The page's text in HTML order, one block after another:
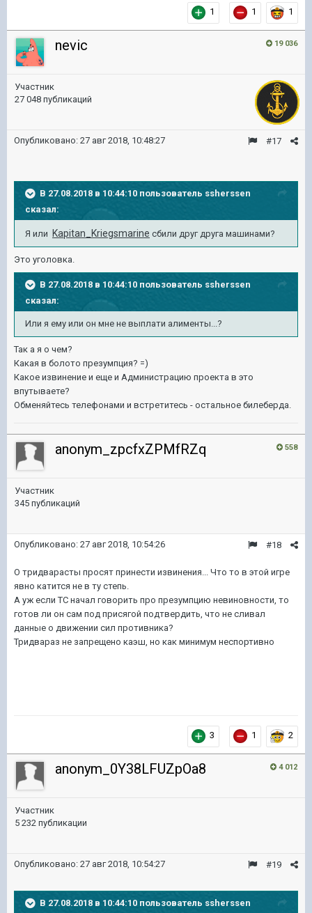
1 1 1
19 036
nevic
Участник
27 048 публикаций
#17
Опубликовано: 27 авг 2018, 10:48:27
В 27.08.2018 в 10:44:10 пользователь ssherssen
сказал:
Я или Kapitan_Kriegsmarine сбили друг друга машинами?
Это уголовка.
В 27.08.2018 в 10:44:10 пользователь ssherssen
сказал:
Или я ему или он мне не выплати алименты...?
Так а я о чем?
Какая в болото презумпция? =)
Какое извинение и еще и Администрацию проекта в это
впутываете?
Обменяйтесь телефонами и встретитесь - остальное билеберда.
558
anonym_zpcfxZPMfRZq
Участник
345 публикаций
#18
Опубликовано: 27 авг 2018, 10:54:26
О тридварасты просят принести извинения... Что то в этой игре
явно катится не в ту степь.
А уж если ТС начал говорить про презумпцию невиновности, то
готов ли он сам под присягой подтвердить, что не сливал
данные о движении сил противника?
Тридвараз не запрещено каэш, но как минимум неспортивно
3 1 2
4 012
anonym_0Y38LFUZpOa8
Участник
5 232 публикации
#19
Опубликовано: 27 авг 2018, 10:54:27
В 27.08.2018 в 10:44:10 пользователь ssherssen